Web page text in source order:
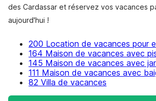
des Cardassar et réservez vos vacances
aujourd'hui !
200 Location de vacances pour
164 Maison de vacances avec
145 Maison de vacances avec
111 Maison de vacances avec
82 Villa de vacances